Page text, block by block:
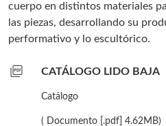
cuerpo en distintos materiales
las piezas, desarrollando su
performativo y lo escultórico.
picture_as_pdf CATÁLOGO LIDO BAJA
Catálogo
( Documento [.pdf] 4.62MB)